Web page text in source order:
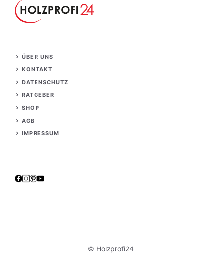
ÜBER UNS
KONTAKT
DATENSCHUTZ
RATGEBER
SHOP
AGB
IMPRESSUM
© Holzprofi24